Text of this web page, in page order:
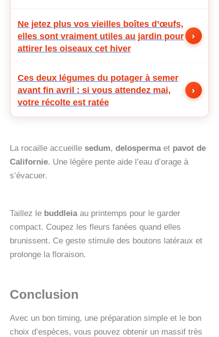
Ne jetez plus vos vieilles boîtes d’œufs,
elles sont vraiment utiles au jardin pour
attirer les oiseaux cet hiver
›
Ces deux légumes du potager à semer
avant fin avril : si vous attendez mai,
votre récolte est ratée
›
La rocaille accueille sedum, delospermaet pavot de
Californie. Une légère pente aide l’eau d’orage à
s’évacuer.
Taillez le buddleiaau printemps pour le garder
compact. Coupez les fleurs fanées quand elles
brunissent. Ce geste stimule des boutons latéraux et
prolonge la floraison.
Conclusion
Avec un bon timing, une préparation simple et le bon
choix d’espèces, vous pouvez obtenir un massif très